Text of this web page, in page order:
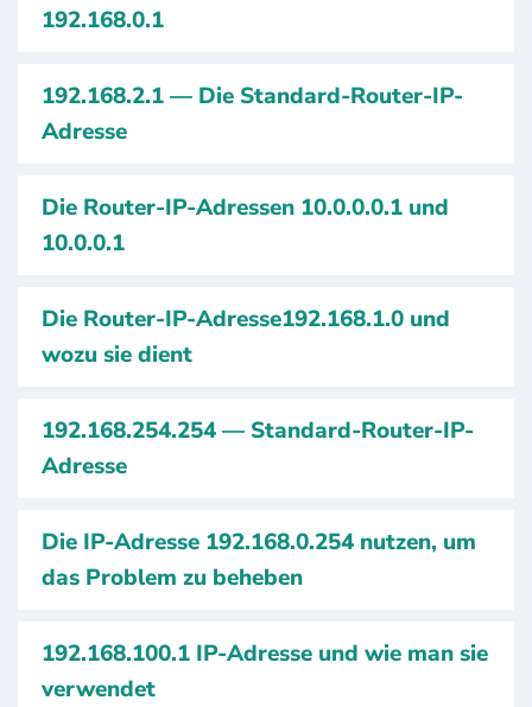
192.168.0.1
192.168.2.1 — Die Standard-Router-IP-
Adresse
Die Router-IP-Adressen 10.0.0.0.1 und
10.0.0.1
Die Router-IP-Adresse192.168.1.0 und
wozu sie dient
192.168.254.254 — Standard-Router-IP-
Adresse
Die IP-Adresse 192.168.0.254 nutzen, um
das Problem zu beheben
192.168.100.1 IP-Adresse und wie man sie
verwendet